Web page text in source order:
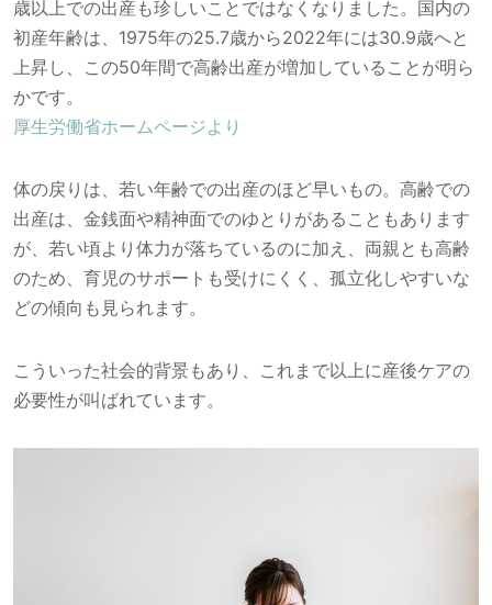
歳以上での出産も珍しいことではなくなりました。国内の
初産年齢は、1975年の25.7歳から2022年には30.9歳へと
上昇し、この50年間で高齢出産が増加していることが明ら
かです。
厚生労働省ホームページより
体の戻りは、若い年齢での出産のほど早いもの。高齢での
出産は、金銭面や精神面でのゆとりがあることもあります
が、若い頃より体力が落ちているのに加え、両親とも高齢
のため、育児のサポートも受けにくく、孤立化しやすいな
どの傾向も見られます。
こういった社会的背景もあり、これまで以上に産後ケアの
必要性が叫ばれています。